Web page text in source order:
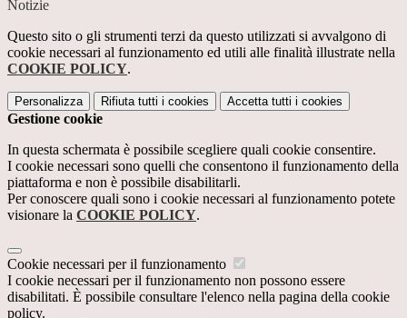
Notizie
Questo sito o gli strumenti terzi da questo utilizzati si avvalgono di
cookie necessari al funzionamento ed utili alle finalità illustrate nella
COOKIE POLICY.
Personalizza Rifiuta tutti i cookies Accetta tutti i cookies
Gestione cookie
In questa schermata è possibile scegliere quali cookie consentire.
I cookie necessari sono quelli che consentono il funzionamento della
piattaforma e non è possibile disabilitarli.
Per conoscere quali sono i cookie necessari al funzionamento potete
visionare la COOKIE POLICY.
Cookie necessari per il funzionamento
I cookie necessari per il funzionamento non possono essere
disabilitati. È possibile consultare l'elenco nella pagina della cookie
policy.